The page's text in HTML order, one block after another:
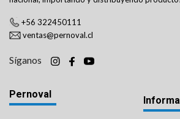
+56 322450111
ventas@pernoval.cl
Síganos
Pernoval